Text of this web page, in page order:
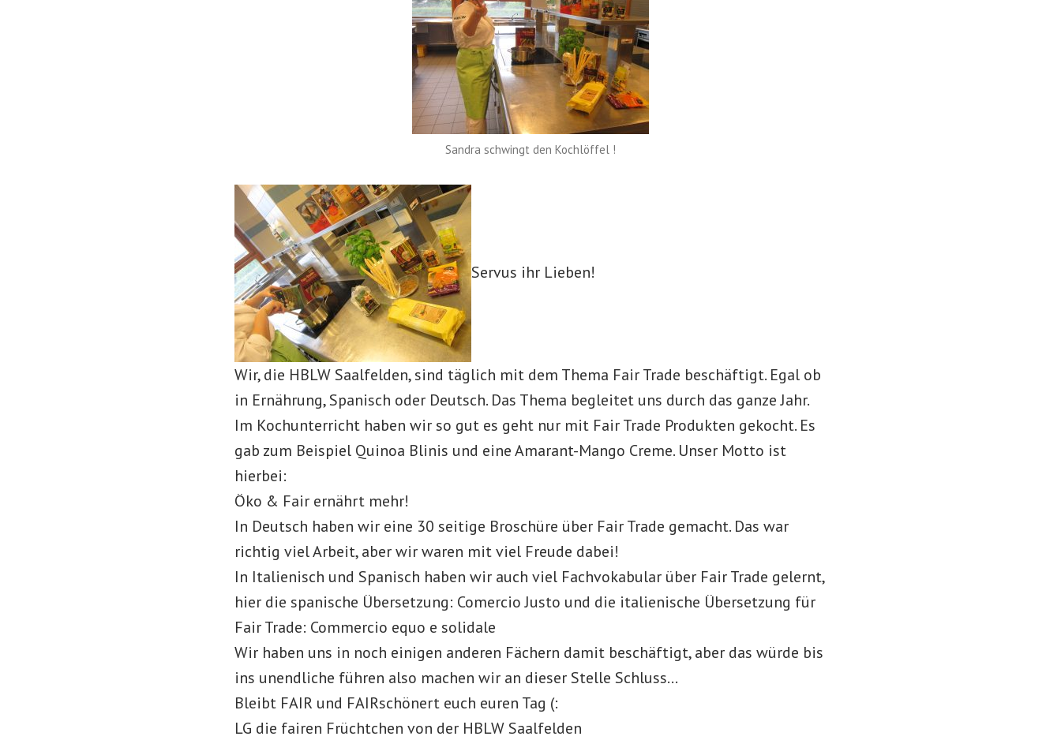
Sandra schwingt den Kochlöffel !
Servus ihr Lieben!
Wir, die HBLW Saalfelden, sind täglich mit dem Thema Fair Trade beschäftigt. Egal ob
in Ernährung, Spanisch oder Deutsch. Das Thema begleitet uns durch das ganze Jahr.
Im Kochunterricht haben wir so gut es geht nur mit Fair Trade Produkten gekocht. Es
gab zum Beispiel Quinoa Blinis und eine Amarant-Mango Creme. Unser Motto ist
hierbei:
Öko & Fair ernährt mehr!
In Deutsch haben wir eine 30 seitige Broschüre über Fair Trade gemacht. Das war
richtig viel Arbeit, aber wir waren mit viel Freude dabei!
In Italienisch und Spanisch haben wir auch viel Fachvokabular über Fair Trade gelernt,
hier die spanische Übersetzung: Comercio Justo und die italienische Übersetzung für
Fair Trade: Commercio equo e solidale
Wir haben uns in noch einigen anderen Fächern damit beschäftigt, aber das würde bis
ins unendliche führen also machen wir an dieser Stelle Schluss…
Bleibt FAIR und FAIRschönert euch euren Tag (:
LG die fairen Früchtchen von der HBLW Saalfelden